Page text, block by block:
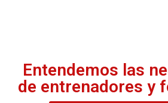
Entendemos las
de entrenadores y